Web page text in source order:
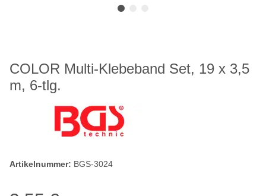
COLOR Multi-Klebeband Set, 19 x 3,5
m, 6-tlg.
Artikelnummer: BGS-3024